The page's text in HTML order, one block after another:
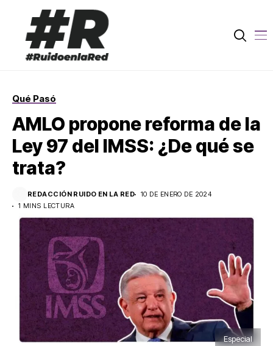
Qué Pasó
AMLO propone reforma de la
Ley 97 del IMSS: ¿De qué se
trata?
REDACCIÓN RUIDO EN LA RED
10 DE ENERO DE 2024
1 MINS LECTURA
Especial